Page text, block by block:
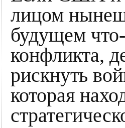
лицом
будущем
конфликта,
рискнуть
которая